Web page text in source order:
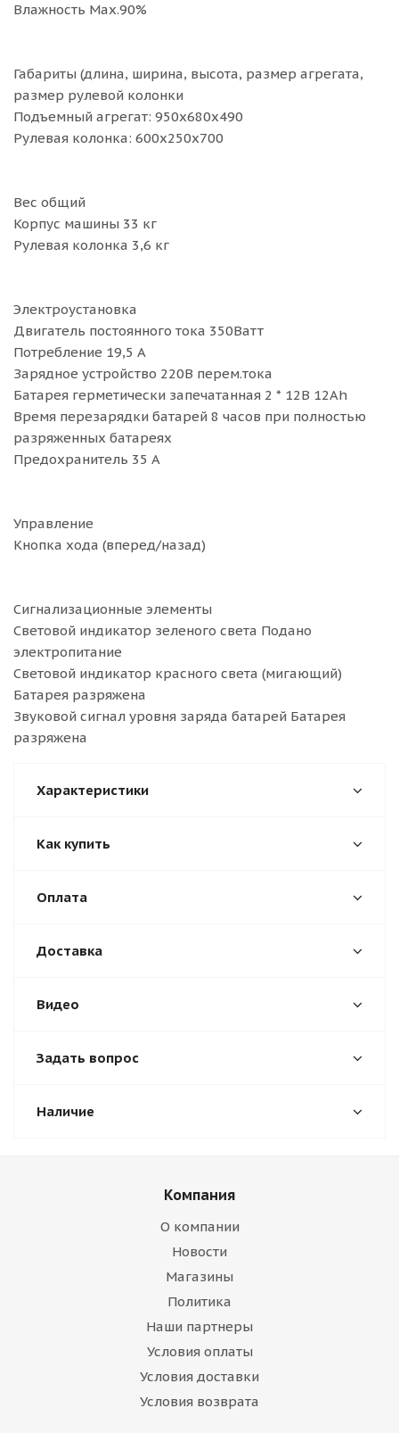
Влажность Мах.90%
Габариты (длина, ширина, высота, размер агрегата,
размер рулевой колонки
Подъемный агрегат: 950х680х490
Рулевая колонка: 600х250х700
Вес общий
Корпус машины 33 кг
Рулевая колонка 3,6 кг
Электроустановка
Двигатель постоянного тока 350Ватт
Потребление 19,5 А
Зарядное устройство 220В перем.тока
Батарея герметически запечатанная 2 * 12В 12Ah
Время перезарядки батарей 8 часов при полностью
разряженных батареях
Предохранитель 35 A
Управление
Кнопка хода (вперед/назад)
Сигнализационные элементы
Световой индикатор зеленого света Подано
электропитание
Световой индикатор красного света (мигающий)
Батарея разряжена
Звуковой сигнал уровня заряда батарей Батарея
разряжена
Характеристики
Как купить
Оплата
Доставка
Видео
Задать вопрос
Наличие
Компания
О компании
Новости
Магазины
Политика
Наши партнеры
Условия оплаты
Условия доставки
Условия возврата